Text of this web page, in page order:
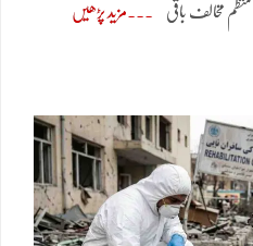
مخالف باقی مزید پڑھیں